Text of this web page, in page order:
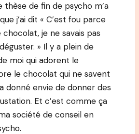
thèse de fin de psycho m’a
j’ai dit « C’est fou parce
chocolat, je ne savais pas
» Il y a plein de
moi qui adorent le
le chocolat qui ne savent
donné envie de donner des
Et c’est comme ça
société de conseil en